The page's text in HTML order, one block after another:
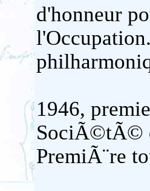
d'honneur
1946,
SociÃ©tÃ©
PremiÃ¨re